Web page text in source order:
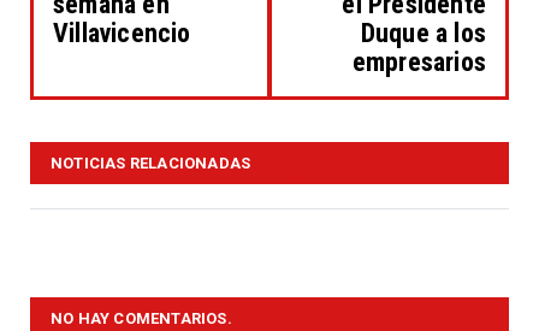
Villavicencio
Duque a los
empresarios
NOTICIAS RELACIONADAS
NO HAY COMENTARIOS.